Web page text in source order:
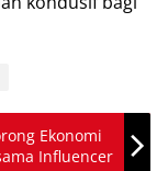
Ekonomi
Influencer